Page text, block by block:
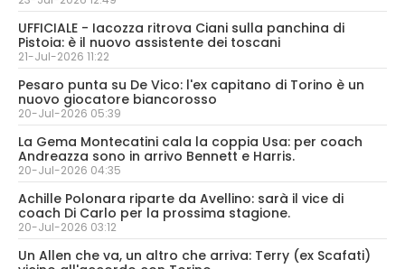
UFFICIALE - Iacozza ritrova Ciani sulla panchina di
Pistoia: è il nuovo assistente dei toscani
21-Jul-2026 11:22
Pesaro punta su De Vico: l'ex capitano di Torino è un
nuovo giocatore biancorosso
20-Jul-2026 05:39
La Gema Montecatini cala la coppia Usa: per coach
Andreazza sono in arrivo Bennett e Harris.
20-Jul-2026 04:35
Achille Polonara riparte da Avellino: sarà il vice di
coach Di Carlo per la prossima stagione.
20-Jul-2026 03:12
Un Allen che va, un altro che arriva: Terry (ex Scafati)